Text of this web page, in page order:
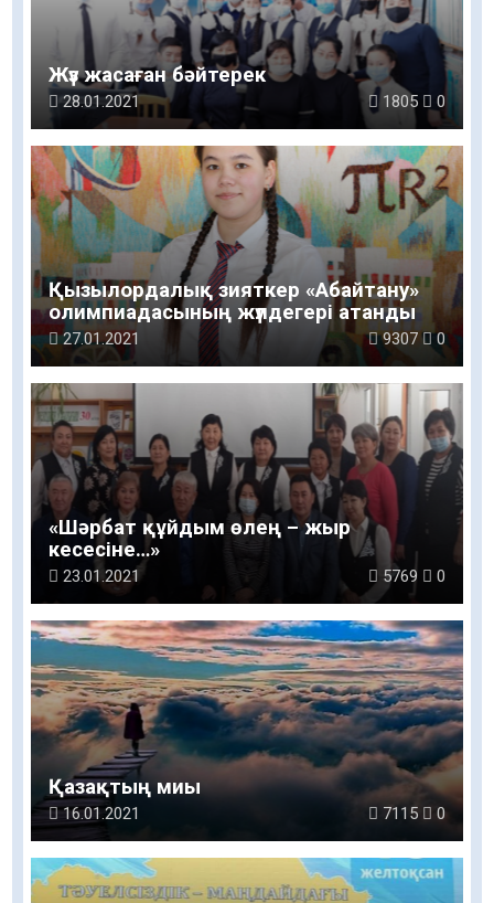
Жүз жасаған бәйтерек
28.01.2021 1805 0
Қызылордалық зияткер «Абайтану»
олимпиадасының жүлдегері атанды
27.01.2021 9307 0
«Шәрбат құйдым өлең – жыр
кесесіне…»
23.01.2021 5769 0
Қазақтың миы
16.01.2021 7115 0